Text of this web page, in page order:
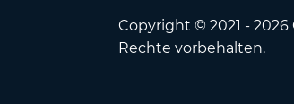
Copyright © 2021 -
Rechte vorbehalten.